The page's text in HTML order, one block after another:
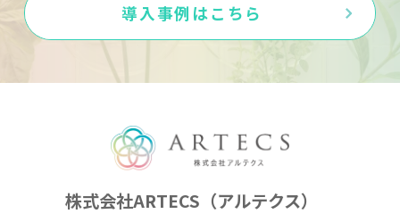
導入事例はこちら
株式会社ARTECS（アルテクス）